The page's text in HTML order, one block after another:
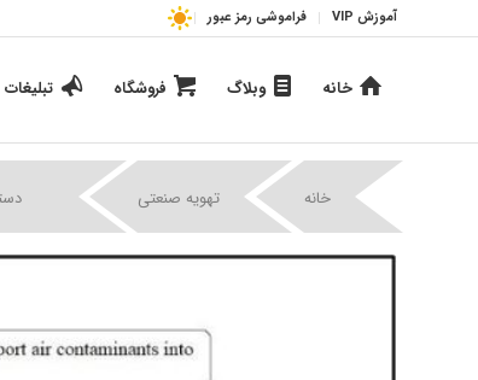
آموزش VIP فراموشی رمز عبور
خانه وبلاگ فروشگاه تبلیغات
خانه تهویه صنعتی |